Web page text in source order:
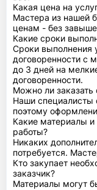
Какая цена на
Мастера из нашей
ценам - без
Какие сроки
Сроки выполнения
договоренности с
до 3 дней на
договоренности.
Можно ли
Наши специалисты
поэтому
Какие материалы
работы?
Никаких
потребуется.
Кто закупает
заказчик?
Материалы могут